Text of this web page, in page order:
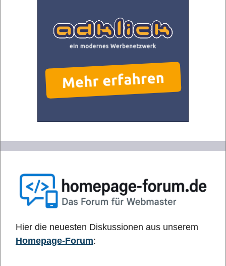
Hier die neuesten Diskussionen aus unserem
Homepage-Forum: